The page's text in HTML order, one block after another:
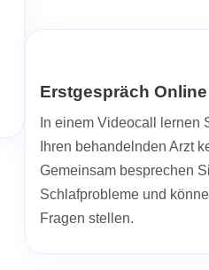
Erstgespräch Online
In einem Videocall lernen
Ihren behandelnden Arzt
Gemeinsam besprechen
Schlafprobleme und
Fragen stellen.